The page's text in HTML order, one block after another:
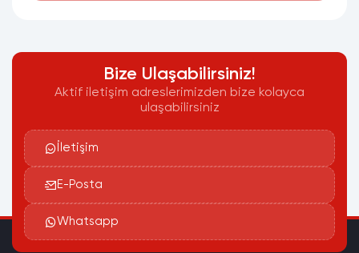
Bize Ulaşabilirsiniz!
Aktif iletişim adreslerimizden bize kolayca
ulaşabilirsiniz
İletişim
E-Posta
Whatsapp